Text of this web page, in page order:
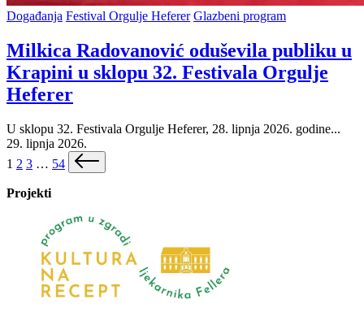
Posted
Događanja Festival Orgulje Heferer Glazbeni program
Milkica Radovanović oduševila publiku u
Krapini u sklopu 32. Festivala Orgulje
Heferer
U sklopu 32. Festivala Orgulje Heferer, 28. lipnja 2026. godine...
29. lipnja 2026.
Brojevi
stranica
objava
1 2 3 … 54 Next
page
Projekti